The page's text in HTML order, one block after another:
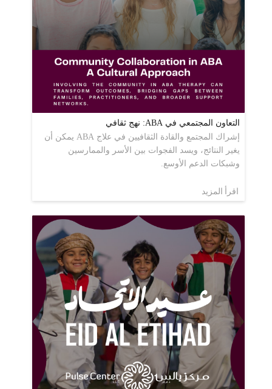
التعاون المجتمعي في ABA: نهج ثقافي
إشراك المجتمع والقادة الثقافيين في علاج ABA يمكن أن
يغير النتائج، ويسد الفجوات بين الأسر والممارسين
وشبكات الدعم الأوسع.
اقرأ المزيد